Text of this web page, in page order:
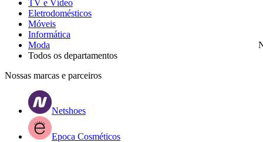
TV e Vídeo
Eletrodomésticos
Móveis
Informática
Moda
Todos os departamentos
Nossas marcas e parceiros
Netshoes
Epoca Cosméticos